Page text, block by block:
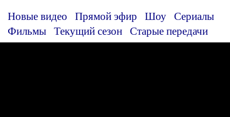
Новые видео Прямой эфир Шоу
Сериалы
Фильмы
Текущий сезон Старые передачи